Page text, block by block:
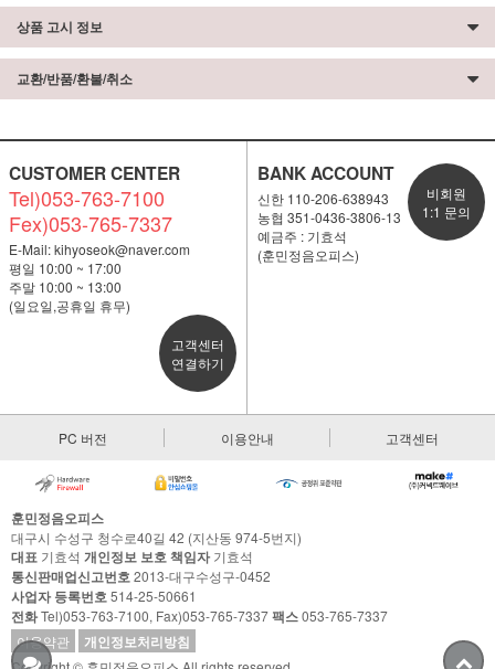
상품 고시 정보
교환/반품/환불/취소
CUSTOMER CENTER
Tel)053-763-7100
Fex)053-765-7337
E-Mail:kihyoseok@naver.com
평일 10:00 ~ 17:00
주말 10:00 ~ 13:00
(일요일,공휴일 휴무)
고객센터
연결하기
BANK ACCOUNT
신한 110-206-638943
농협 351-0436-3806-13
예금주 : 기효석
(훈민정음오피스)
비회원
1:1 문의
PC 버전 이용안내 고객센터
훈민정음오피스
대구시 수성구 청수로40길 42 (지산동 974-5번지)
대표 기효석 개인정보 보호 책임자기효석
통신판매업신고번호2013-대구수성구-0452
사업자 등록번호514-25-50661
전화Tel)053-763-7100, Fax)053-765-7337팩스053-765-7337
이용약관
개인정보처리방침